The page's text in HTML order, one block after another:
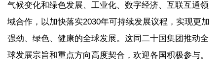
气候变化和绿色发展、工业化、数字经济、互联互通领
域合作，以加快落实2030年可持续发展议程，实现更加
强劲、绿色、健康的全球发展。这同二十国集团推动全
球发展宗旨和重点方向高度契合，欢迎各国积极参与。